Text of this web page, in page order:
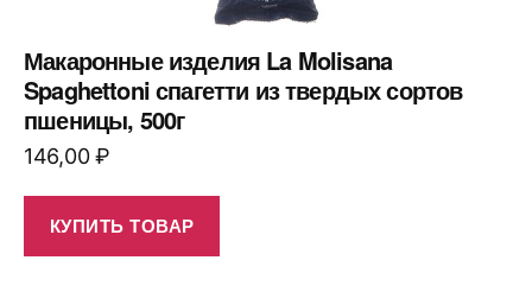
Макаронные изделия La Molisana
Spaghettoni спагетти из твердых сортов
пшеницы, 500г
146,00₽
КУПИТЬ ТОВАР